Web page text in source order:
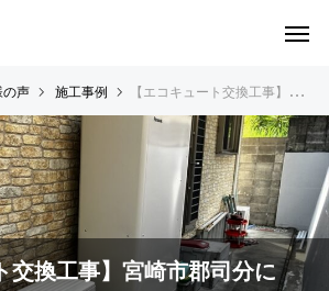
の声 施工事例 【エコキュート交換工事】宮崎市郡司分にて 17年前の薄型エコキュート→パナソニックHE-H37LQS（薄型フルオートタイプ）
交換工事】宮崎市郡司分に